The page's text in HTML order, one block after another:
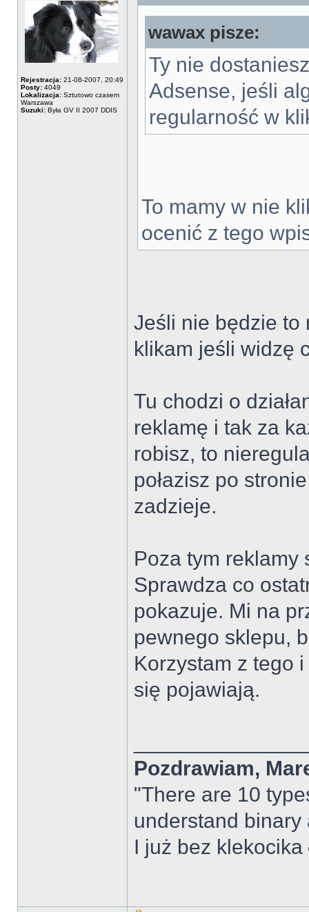
Rejestracja: 21-08-2007, 20:49
Posty: 4049
Lokalizacja: Sztutowo czasem
Warszawa
Suzuki: Była GV II 2007 DDIS
wawax pisze:
Ty nie
Adsense, jeśli
regularność w
To mamy w nie
ocenić z tego
Jeśli nie będzie to
klikam jeśli widzę
Tu chodzi o
reklamę i tak za
robisz, to
połazisz po
zadzieje.
Poza tym
Sprawdza co
pokazuje. Mi na
pewnego sklepu,
Korzystam z tego
się pojawiają.
Pozdrawiam,
"There are 10
understand
I już bez klekocika